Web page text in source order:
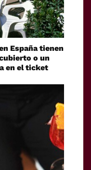
España tienen
o un
en el ticket